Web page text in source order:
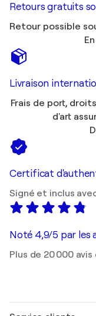
Retours gratuits
Retour possible
Livraison
Frais de port,
d'art
Certificat
Signé et inclus
Noté 4,9/5 par les
Plus de 20 000